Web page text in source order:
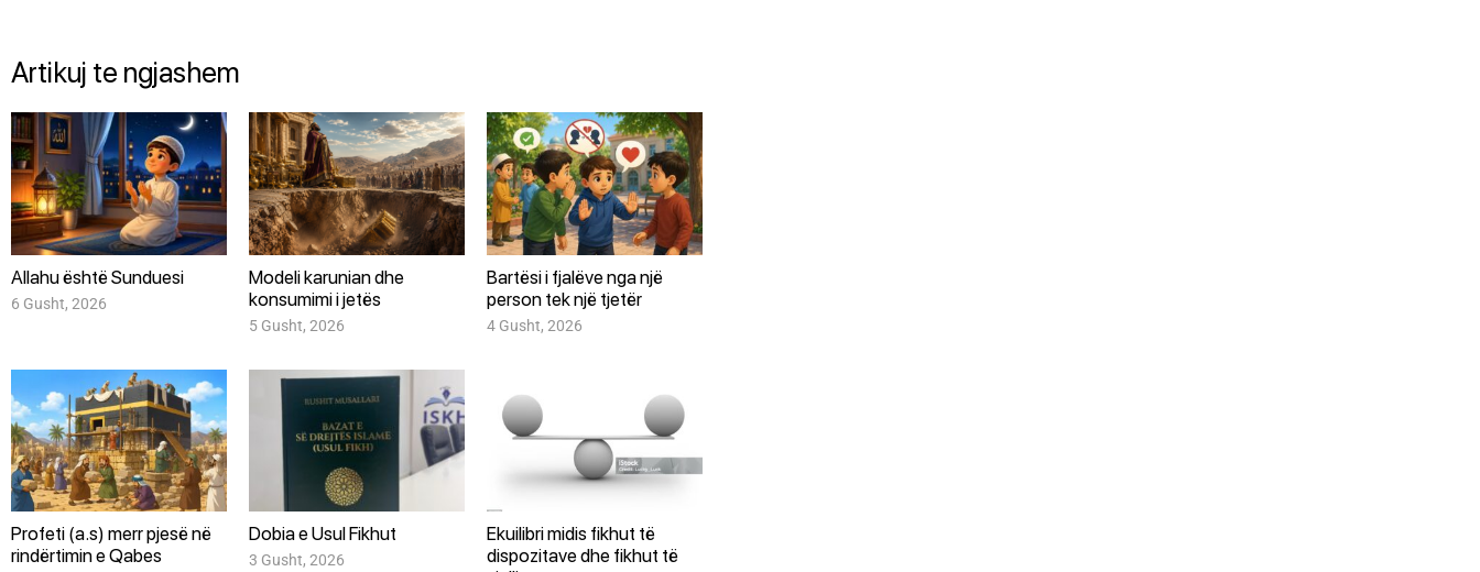
Artikuj te ngjashem
Allahu është Sunduesi
6 Gusht, 2026
Modeli karunian dhe
konsumimi i jetës
5 Gusht, 2026
Bartësi i fjalëve nga një
person tek një tjetër
4 Gusht, 2026
Profeti (a.s) merr pjesë në
rindërtimin e Qabes
Dobia e Usul Fikhut
3 Gusht, 2026
Ekuilibri midis fikhut të
dispozitave dhe fikhut të